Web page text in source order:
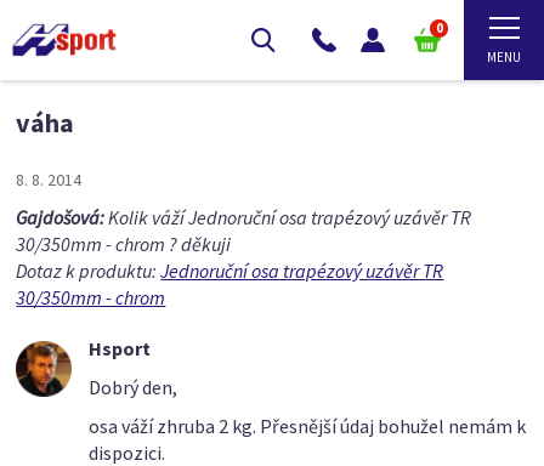
0
váha
8. 8. 2014
Gajdošová:Kolik váží Jednoruční osa trapézový uzávěr TR
30/350mm - chrom ? děkuji
Dotaz k produktu:Jednoruční osa trapézový uzávěr TR
30/350mm - chrom
Hsport
Dobrý den,
osa váží zhruba 2 kg. Přesnější údaj bohužel nemám k
dispozici.